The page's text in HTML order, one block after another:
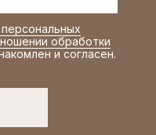
обработки
и согласен.